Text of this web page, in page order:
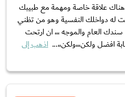
هناك علاقة خاصة ومهمة مع طبيبك
له دواخلك النفسية وهو من تظني
العام والموجه ،،، ان ارتحت
افضل ولكن،،،ولكن،،... اذهب إلى